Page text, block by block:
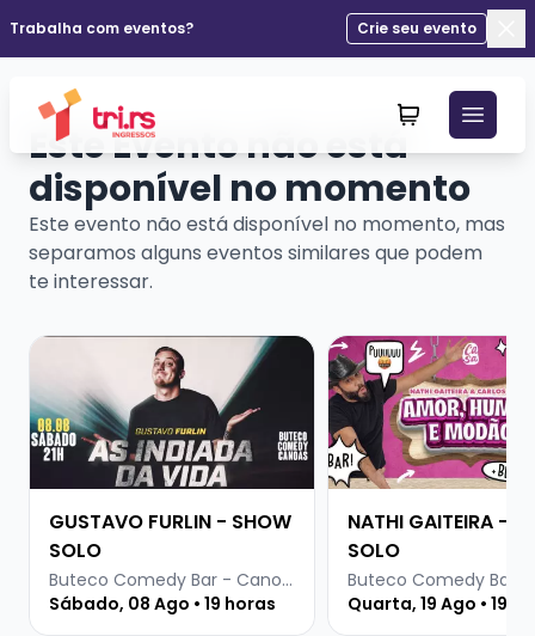
Trabalha com eventos?
Crie seu evento
Este Evento não está
disponível no momento
Este evento não está disponível no momento, mas
separamos alguns eventos similares que podem
te interessar.
Veja mais sobre GUSTAVO FURLIN - SHOW SOLO
GUSTAVO FURLIN - SHOW
SOLO
Buteco Comedy Bar - Canoas
Sábado, 08 Ago • 19 horas
Veja mais sobre
NATHI GAITEIRA -
SOLO
Quarta, 19 Ago • 19